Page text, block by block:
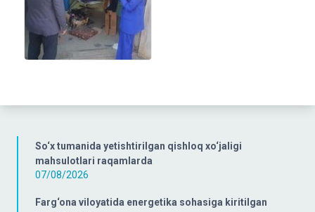
So‘x tumanida yetishtirilgan qishloq xo‘jaligi
mahsulotlari raqamlarda
07/08/2026
Farg‘ona viloyatida energetika sohasiga kiritilgan